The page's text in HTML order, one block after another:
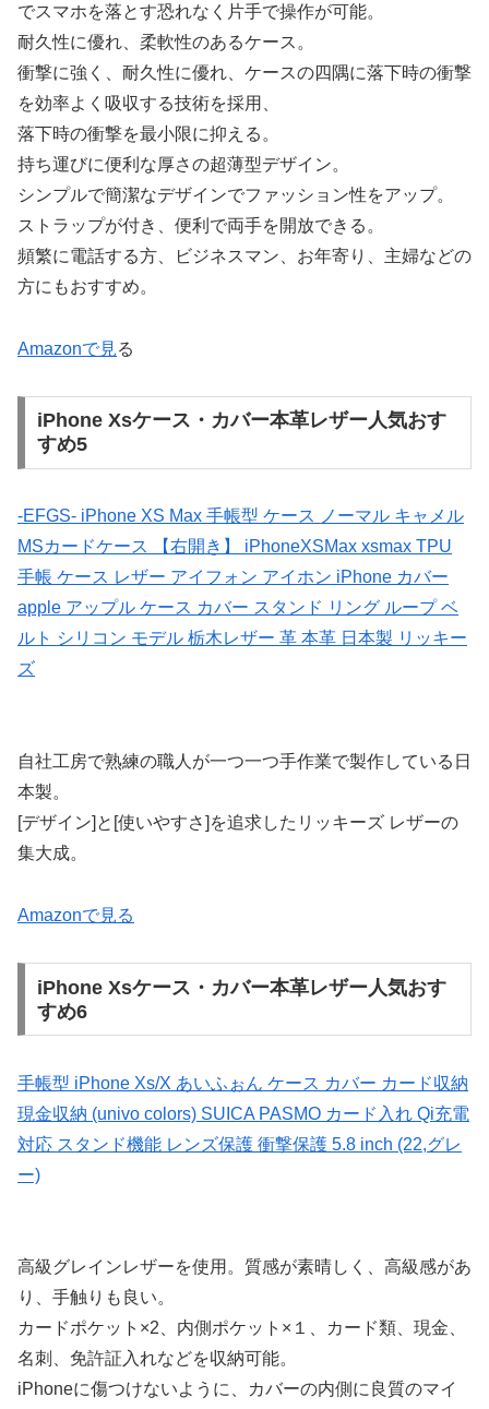
でスマホを落とす恐れなく片手で操作が可能。
耐久性に優れ、柔軟性のあるケース。
衝撃に強く、耐久性に優れ、ケースの四隅に落下時の衝撃
を効率よく吸収する技術を採用、
落下時の衝撃を最小限に抑える。
持ち運びに便利な厚さの超薄型デザイン。
シンプルで簡潔なデザインでファッション性をアップ。
ストラップが付き、便利で両手を開放できる。
頻繁に電話する方、ビジネスマン、お年寄り、主婦などの
方にもおすすめ。
Amazonで見る
iPhone Xsケース・カバー本革レザー人気おす
すめ5
-EFGS- iPhone XS Max 手帳型 ケース ノーマル キャメル
MSカードケース 【右開き】 iPhoneXSMax xsmax TPU
手帳 ケース レザー アイフォン アイホン iPhone カバー
apple アップル ケース カバー スタンド リング ループ ベ
ルト シリコン モデル 栃木レザー 革 本革 日本製 リッキー
ズ
自社工房で熟練の職人が一つ一つ手作業で製作している日
本製。
[デザイン]と[使いやすさ]を追求したリッキーズ レザーの
集大成。
Amazonで見る
iPhone Xsケース・カバー本革レザー人気おす
すめ6
手帳型 iPhone Xs/X あいふぉん ケース カバー カード収納
現金収納 (univo colors) SUICA PASMO カード入れ Qi充電
対応 スタンド機能 レンズ保護 衝撃保護 5.8 inch (22,グレ
ー)
高級グレインレザーを使用。質感が素晴しく、高級感があ
り、手触りも良い。
カードポケット×2、内側ポケット×１、カード類、現金、
名刺、免許証入れなどを収納可能。
iPhoneに傷つけないように、カバーの内側に良質のマイ